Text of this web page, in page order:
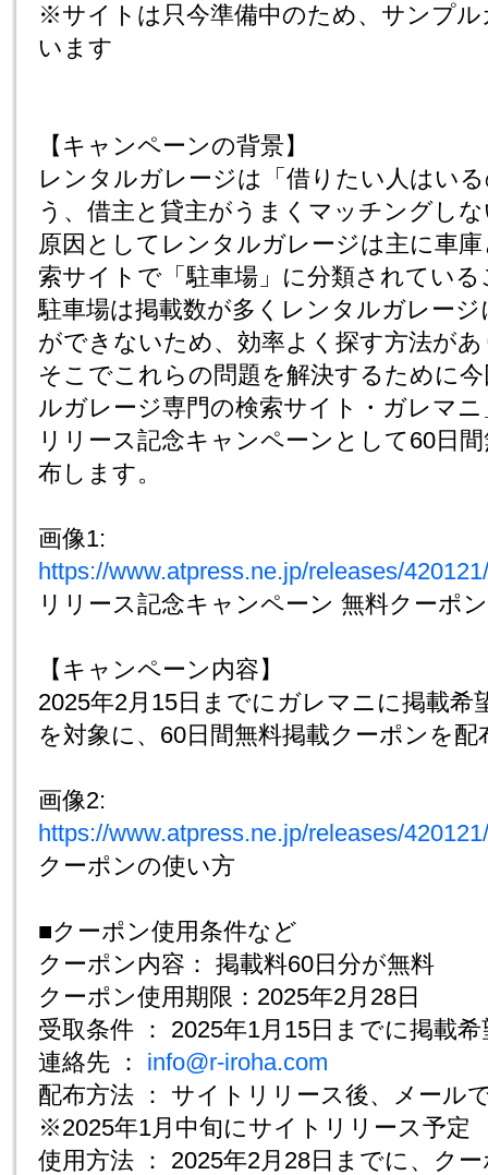
※サイトは只今準備中のため、サンプ
います
【キャンペーンの背景】
レンタルガレージは「借りたい人はい
う、借主と貸主がうまくマッチングし
原因としてレンタルガレージは主に車
索サイトで「駐車場」に分類されてい
駐車場は掲載数が多くレンタルガレー
ができないため、効率よく探す方法が
そこでこれらの問題を解決するために
ルガレージ専門の検索サイト・ガレマ
リリース記念キャンペーンとして60日
布します。
画像1:
https://www.atpress.ne.jp/releases/
リリース記念キャンペーン 無料クーポ
【キャンペーン内容】
2025年2月15日までにガレマニに掲載希
を対象に、60日間無料掲載クーポンを配
画像2:
https://www.atpress.ne.jp/releases/
クーポンの使い方
■クーポン使用条件など
クーポン内容： 掲載料60日分が無料
クーポン使用期限：2025年2月28日
受取条件 ： 2025年1月15日までに掲載
連絡先 ： info@r-iroha.com
配布方法 ： サイトリリース後、メール
※2025年1月中旬にサイトリリース予定
使用方法 ： 2025年2月28日までに、ク